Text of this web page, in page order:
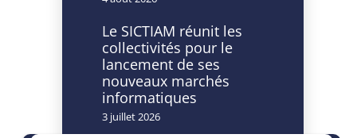
Le SICTIAM réunit les
collectivités pour le
lancement de ses
nouveaux marchés
informatiques
3 juillet 2026